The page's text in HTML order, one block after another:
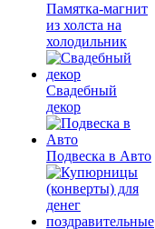
Памятка-магнит
из холста на
холодильник
Свадебный
декор
Подвеска в Авто